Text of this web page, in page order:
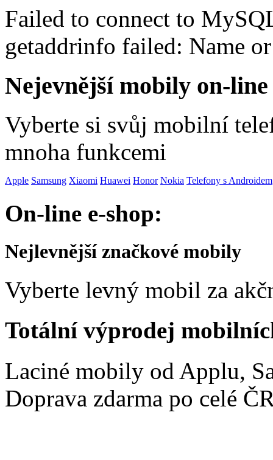
Failed to connect to
getaddrinfo failed: Name
Nejevnější mobily on-
Vyberte si svůj mobilní
mnoha funkcemi
Apple Samsung Xiaomi Huawei Honor Nokia Telefony s Androidem
On-line e-shop:
Nejlevnější značkové mobily
Vyberte levný mobil za
Totální výprodej
Laciné mobily od Applu,
Doprava zdarma po celé